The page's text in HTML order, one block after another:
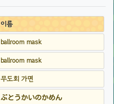
이름
ballroom mask
ballroom mask
무도회 가면
ぶとうかいのかめん